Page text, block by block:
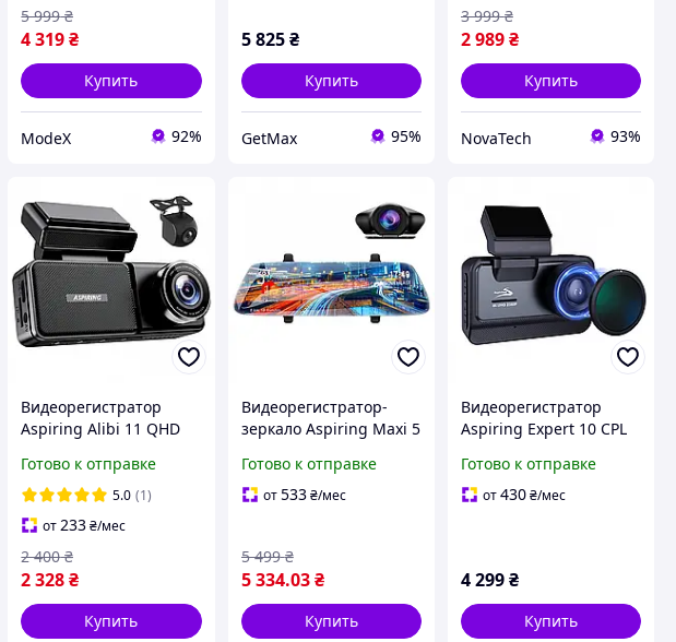
4 319₴
5 999 ₴
Купить
ModeX 92%
5 825 ₴
Купить
GetMax 95%
2 989₴
3 999 ₴
Купить
NovaTech 93%
Видеорегистратор
Aspiring Alibi 11 QHD
Готово к отправке
5.0 (1)
от233₴/мес
2 328₴
2 400 ₴
Купить
Видеорегистратор-
зеркало Aspiring Maxi 5
Logger
Готово к отправке
от533 ₴/мес
5 334.03 ₴
5 499 ₴
Купить
Видеорегистратор
Aspiring Expert 10 CPL
Готово к отправке
от430₴/мес
4 299₴
Купить